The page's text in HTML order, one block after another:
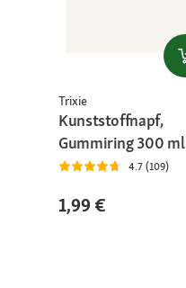
Trixie
Kunststoffnapf,
Gummiring 300 ml
4.7 (109)
1,99 €